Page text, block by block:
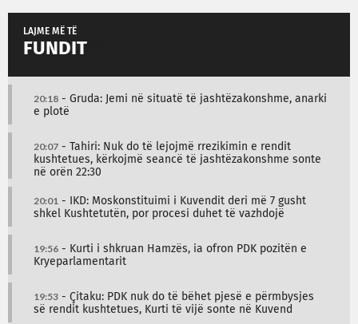
LAJME MË TË
FUNDIT
20:18 - Gruda: Jemi në situatë të jashtëzakonshme, anarki
e plotë
20:07 - Tahiri: Nuk do të lejojmë rrezikimin e rendit
kushtetues, kërkojmë seancë të jashtëzakonshme sonte
në orën 22:30
20:01 - IKD: Moskonstituimi i Kuvendit deri më 7 gusht
shkel Kushtetutën, por procesi duhet të vazhdojë
19:56 - Kurti i shkruan Hamzës, ia ofron PDK pozitën e
Kryeparlamentarit
19:53 - Çitaku: PDK nuk do të bëhet pjesë e përmbysjes
së rendit kushtetues, Kurti të vijë sonte në Kuvend